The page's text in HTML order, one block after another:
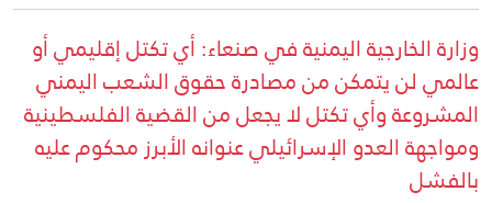
وزارة الخارجية اليمنية في صنعاء: أي تكتل إقليمي أو
عالمي لن يتمكن من مصادرة حقوق الشعب اليمني
المشروعة وأي تكتل لا يجعل من القضية الفلسطينية
ومواجهة العدو الإسرائيلي عنوانه الأبرز محكوم عليه
بالفشل